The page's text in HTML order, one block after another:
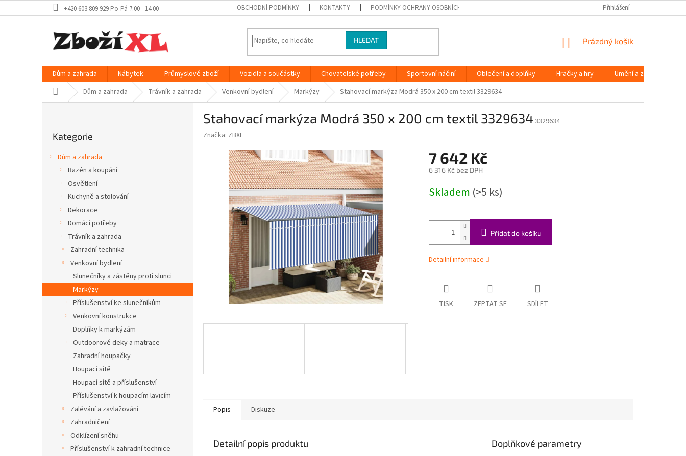
na
+420 603 809 929 Po-Pá 7:00 - 14:00 OBCHODNÍ PODMÍNKY KONTAKTY PODMÍNKY OCHRANY OSOBNÍCH ÚDAJŮ Přihlášení
HLEDAT
NÁKUPNÍ
Prázdný košík
Dům a zahrada Nábytek Průmyslové zboží Vozidla a součástky Chovatelské potřeby Sportovní náčiní Oblečení a doplňky Hračky a hry Umění a zábava
Domů Dům a zahrada Trávník a zahrada Venkovní bydlení Markýzy Stahovací markýza Modrá 350 x 200 cm textil 3329634
kategorie
Kategorie
Dům a zahrada
Bazén a koupání
Osvětlení
Kuchyně a stolování
Dekorace
Domácí potřeby
Trávník a zahrada
Zahradní technika
Venkovní bydlení
Slunečníky a zástěny proti slunci
Markýzy
Příslušenství ke slunečníkům
Venkovní konstrukce
Doplňky k markýzám
Outdoorové deky a matrace
Zahradní houpačky
Houpací sítě
Houpací sítě a příslušenství
Příslušenství k houpacím lavicím
Zalévání a zavlažování
Zahradničení
Odklízení sněhu
Příslušenství k zahradní technice
Stahovací markýza Modrá 350 x 200 cm textil 3329634 3329634
Značka: ZBXL
7 642 Kč
6 316 Kč bez DPH
cena:
Skladem (>5 ks)
Přidat do košíku
Detailní informace
TISK ZEPTAT SE SDÍLET
Popis Diskuze
Detailní popis produktu Doplňkové parametry